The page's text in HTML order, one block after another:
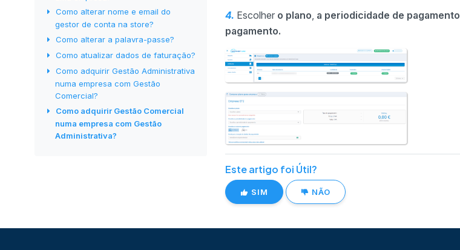
Como alterar nome e email do
gestor de conta na store?
Como alterar a palavra-passe?
Como atualizar dados de faturação?
Como adquirir Gestão Administrativa
numa empresa com Gestão
Comercial?
Como adquirir Gestão Comercial
numa empresa com Gestão
Administrativa?
4. Escolher o plano, a periodicidade de pagamento
pagamento.
Este artigo foi Útil?
SIM NÃO